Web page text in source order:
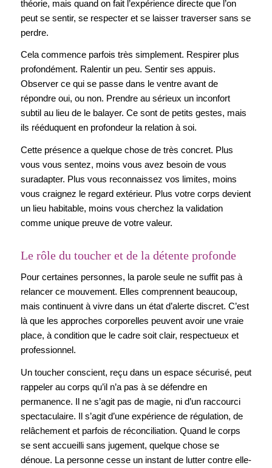
théorie, mais quand on fait l’expérience directe que l’on
peut se sentir, se respecter et se laisser traverser sans se
perdre.
Cela commence parfois très simplement. Respirer plus
profondément. Ralentir un peu. Sentir ses appuis.
Observer ce qui se passe dans le ventre avant de
répondre oui, ou non. Prendre au sérieux un inconfort
subtil au lieu de le balayer. Ce sont de petits gestes, mais
ils rééduquent en profondeur la relation à soi.
Cette présence a quelque chose de très concret. Plus
vous vous sentez, moins vous avez besoin de vous
suradapter. Plus vous reconnaissez vos limites, moins
vous craignez le regard extérieur. Plus votre corps devient
un lieu habitable, moins vous cherchez la validation
comme unique preuve de votre valeur.
Le rôle du toucher et de la détente profonde
Pour certaines personnes, la parole seule ne suffit pas à
relancer ce mouvement. Elles comprennent beaucoup,
mais continuent à vivre dans un état d’alerte discret. C’est
là que les approches corporelles peuvent avoir une vraie
place, à condition que le cadre soit clair, respectueux et
professionnel.
Un toucher conscient, reçu dans un espace sécurisé, peut
rappeler au corps qu’il n’a pas à se défendre en
permanence. Il ne s’agit pas de magie, ni d’un raccourci
spectaculaire. Il s’agit d’une expérience de régulation, de
relâchement et parfois de réconciliation. Quand le corps
se sent accueilli sans jugement, quelque chose se
dénoue. La personne cesse un instant de lutter contre elle-